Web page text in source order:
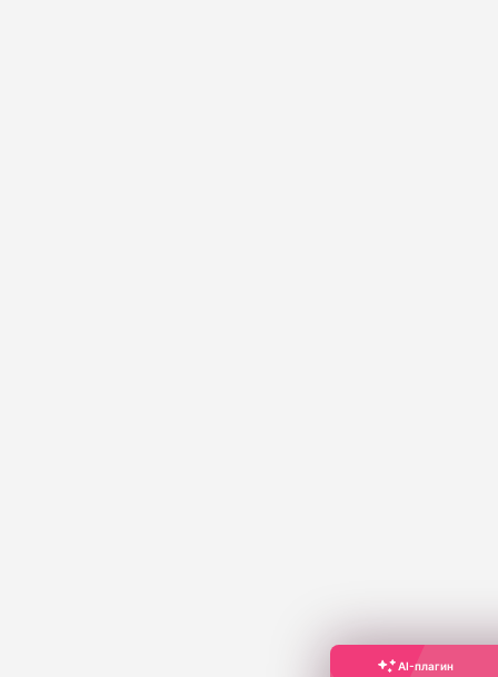
AI-плагин